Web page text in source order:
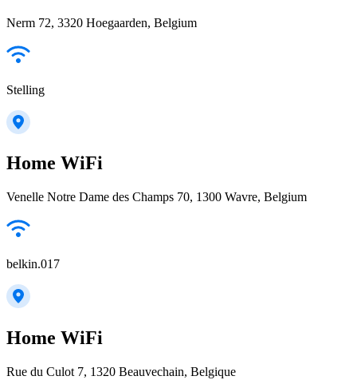
Nerm 72, 3320 Hoegaarden, Belgium
Stelling
Home WiFi
Venelle Notre Dame des Champs 70, 1300 Wavre, Belgium
belkin.017
Home WiFi
Rue du Culot 7, 1320 Beauvechain, Belgique